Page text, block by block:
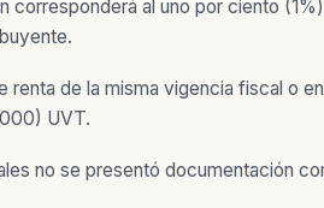
corresponderá al uno por ciento
de la misma vigencia fiscal o
UVT.
no se presentó documentación